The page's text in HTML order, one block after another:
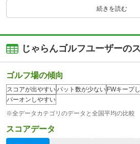
続きを読む
じゃらんゴルフユーザーの
ゴルフ場の傾向
スコアが出やすいパット数が少ない FWキープ
パーオンしやすい
※全データカテゴリのデータと全国平均の比較
スコアデータ